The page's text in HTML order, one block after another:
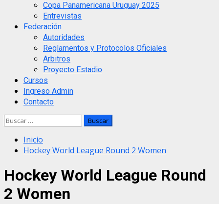
Copa Panamericana Uruguay 2025
Entrevistas
Federación
Autoridades
Reglamentos y Protocolos Oficiales
Arbitros
Proyecto Estadio
Cursos
Ingreso Admin
Contacto
Buscar:
Inicio
Hockey World League Round 2 Women
Hockey World League Round
2 Women